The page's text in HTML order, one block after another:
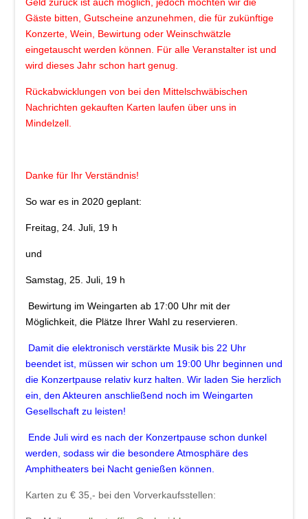
Rotkäppchen und der arme Wolf -
Münchner Theater für Kinder
Blech & Co. 2026
Michl Müller "Limbo of Life"
Kontakt
Gäste bitten, Gutscheine anzunehmen, die für zukünftige
Konzerte, Wein, Bewirtung oder Weinschwätzle
eingetauscht werden können. Für alle Veranstalter ist und
wird dieses Jahr schon hart genug.
Rückabwicklungen von bei den Mittelschwäbischen
Nachrichten gekauften Karten laufen über uns in
Mindelzell.
Danke für Ihr Verständnis!
So war es in 2020 geplant:
Freitag, 24. Juli, 19 h
und
Samstag, 25. Juli, 19 h
Bewirtung im Weingarten ab 17:00 Uhr mit der
Möglichkeit, die Plätze Ihrer Wahl zu reservieren.
Damit die elektronisch verstärkte Musik bis 22 Uhr
beendet ist, müssen wir schon um 19:00 Uhr beginnen und
die Konzertpause relativ kurz halten. Wir laden Sie herzlich
ein, den Akteuren anschließend noch im Weingarten
Gesellschaft zu leisten!
Ende Juli wird es nach der Konzertpause schon dunkel
werden, sodass wir die besondere Atmosphäre des
Amphitheaters bei Nacht genießen können.
Karten zu € 35,- bei den Vorverkaufsstellen: